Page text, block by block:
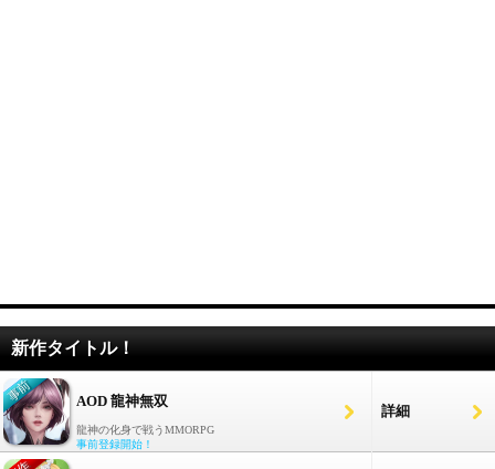
新作タイトル！
AOD 龍神無双
龍神の化身で戦うMMORPG
事前登録開始！
詳細